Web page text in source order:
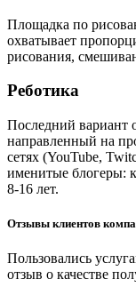
Площадка по
охватывает
рисования,
Реботика
Последний вариант
направленный на
сетях (YouTube,
именитые блогеры:
8-16 лет.
Отзывы клиентов
Пользовались
отзыв о качестве